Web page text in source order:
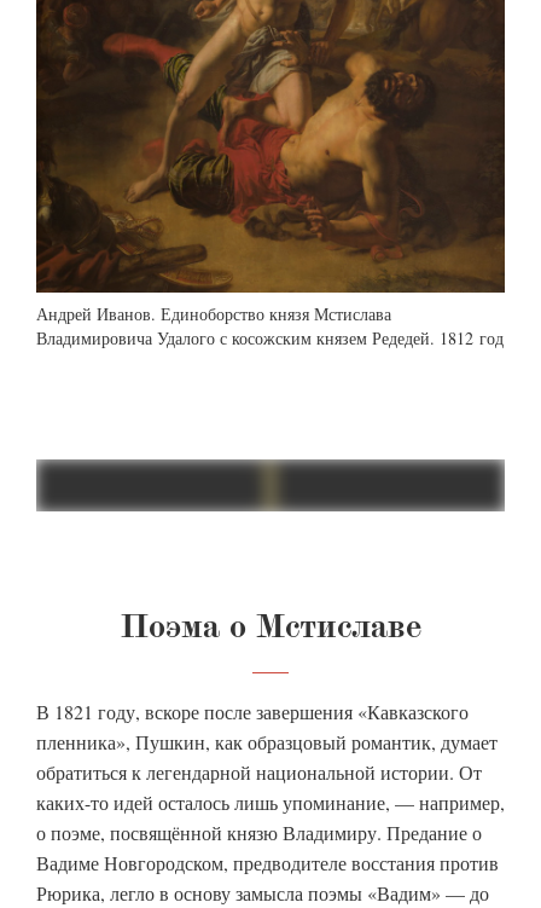
Андрей Иванов. Единоборство князя Мстислава
Владимировича Удалого с косожским князем Редедей. 1812 год
Поэма о Мстиславе
В 1821 году, вскоре после завершения «Кавказского
пленника», Пушкин, как образцовый романтик, думает
обратиться к легендарной национальной истории. От
каких-то идей осталось лишь упоминание, — например,
о поэме, посвящённой князю Владимиру. Предание о
Вадиме Новгородском, предводителе восстания против
Рюрика, легло в основу замысла поэмы «Вадим» — до